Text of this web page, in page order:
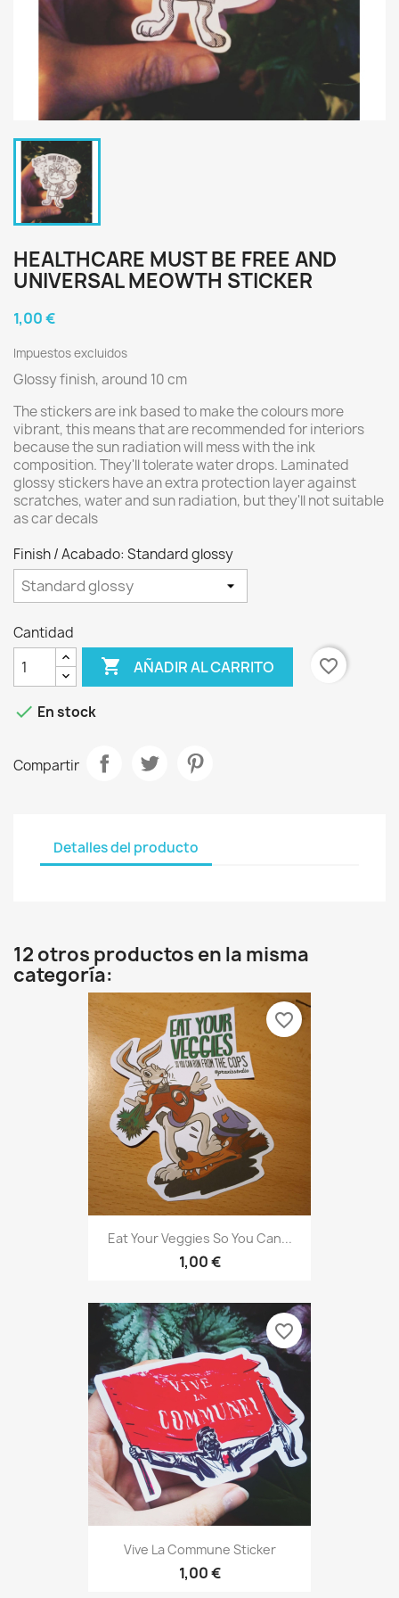
HEALTHCARE MUST BE FREE AND
UNIVERSAL MEOWTH STICKER
1,00 €
Impuestos excluidos
Glossy finish, around 10 cm
The stickers are ink based to make the colours more
vibrant, this means that are recommended for interiors
because the sun radiation will mess with the ink
composition. They'll tolerate water drops. Laminated
glossy stickers have an extra protection layer against
scratches, water and sun radiation, but they'll not suitable
as car decals
Finish / Acabado: Standard glossy
Cantidad
 AÑADIR AL CARRITO favorite_border
 En stock
Compartir
Detalles del producto
12 otros productos en la misma
categoría:
Eat Your Veggies So You Can...
1,00 €
favorite_border
Vive La Commune Sticker
1,00 €
favorite_border